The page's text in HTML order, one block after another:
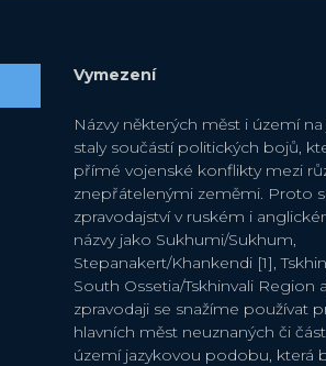
Vymezení
Názvy některých měst i území
staly součástí politických bojů,
přímé vojenské konflikty mezi
znepřátelenými zeměmi. Proto
zpravodajství v ruském i
názvy jako Sukhumi/Sukhum,
Stepanakert/Khankendi [1],
South Ossetia/Tskhinvali
zpravodaji se snažíme používat
hlavních měst neuznaných či
území jazykovou podobu, která